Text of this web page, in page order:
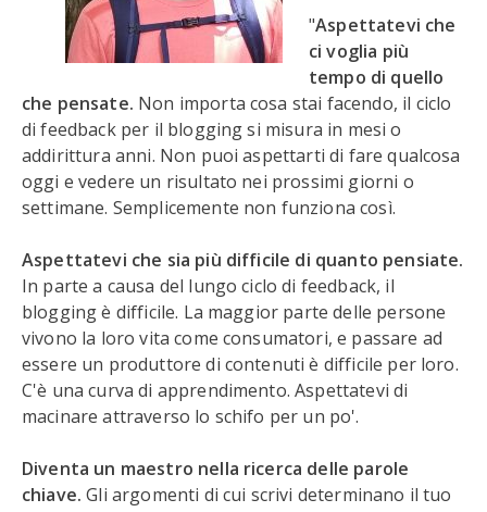
"Aspettatevi che
ci voglia più
tempo di quello
che pensate. Non importa cosa stai facendo, il ciclo
di feedback per il blogging si misura in mesi o
addirittura anni. Non puoi aspettarti di fare qualcosa
oggi e vedere un risultato nei prossimi giorni o
settimane. Semplicemente non funziona così.
Aspettatevi che sia più difficile di quanto pensiate.
In parte a causa del lungo ciclo di feedback, il
blogging è difficile. La maggior parte delle persone
vivono la loro vita come consumatori, e passare ad
essere un produttore di contenuti è difficile per loro.
C'è una curva di apprendimento. Aspettatevi di
macinare attraverso lo schifo per un po'.
Diventa un maestro nella ricerca delle parole
chiave. Gli argomenti di cui scrivi determinano il tuo